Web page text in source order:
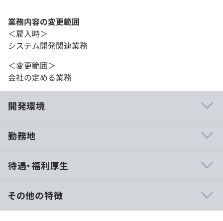
業務内容の変更範囲
＜雇入時＞
システム開発関連業務
＜変更範囲＞
会社の定める業務
開発環境
勤務地
待遇・福利厚生
＜賃金内訳＞
その他の特徴